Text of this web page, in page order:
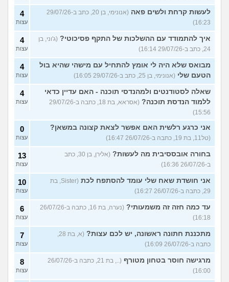
לעשות קרחת ולשים פאה
(אנונימי, בן 20, כתב ב-29/07/26
16:23)
4
עצות
איך להתמודד עם ההשלכות של התקף פסיכוטי? (ג'וני, בן
24, כתב ב-29/07/26 16:14)
4
עצות
מבואס שלא היה לי אומץ להתחיל עם מישהי שהיא בול
הטעם שלי (אנונימי, בן 25, כתב ב-29/07/26 16:05)
4
עצות
שאלה לסטודנטים ולמהנדסי תוכנה - האם עדיין כדאי
ללמוד הנדסת תוכנה?
(אסראא, בת 18, כתבה ב-29/07/26
15:56)
4
עצות
אני כרגע רלשית האם אפשר לצאת קצונה במשאן?
(טל11, בת 19, כתבה ב-26/07/26 16:47)
0
עצות
בחורה אובססיבית מה לעשות?
(אלירן, בן 30, כתב
ב-26/07/26 16:36)
13
עצות
אני חושדת שאח שלי עומד להסתפח לכת
(Sister, בת
29, כתבה ב-26/07/26 16:27)
10
עצות
עד כמה חזה זה משמעותי?
(נערה, בת 16, כתבה ב-26/07/26
16:18)
6
עצות
מתכננת חתונה ראשונה, יש לכם עצות?
(א, בת 28,
כתבה ב-26/07/26 16:09)
7
עצות
מרגישה חוסר בטחון מטורף
(.., בת 21, כתבה ב-26/07/26
16:00)
8
עצות